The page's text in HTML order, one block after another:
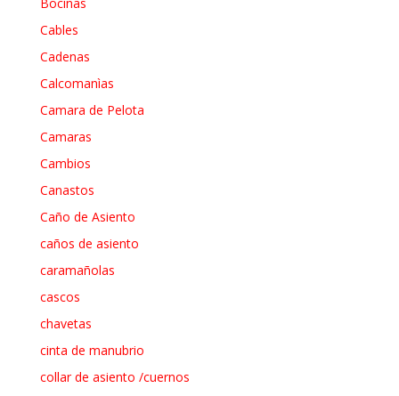
Cables
Cadenas
Calcomanìas
Camara de Pelota
Camaras
Cambios
Canastos
Caño de Asiento
caños de asiento
caramañolas
cascos
chavetas
cinta de manubrio
collar de asiento /cuernos